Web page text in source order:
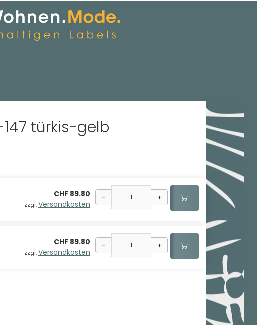
türkis-gelb
CHF 89.80
zzgl.Versandkosten
- +
CHF 89.80
zzgl.Versandkosten
- +